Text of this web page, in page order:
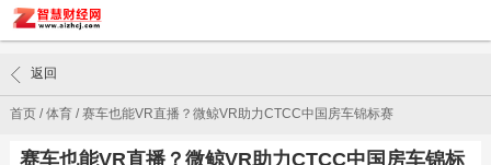
首页/体育/赛车也能VR直播？微鲸VR助力CTCC中国房车锦标赛
返回
赛车也能VR直播？微鲸VR助力CTCC中国房车锦标